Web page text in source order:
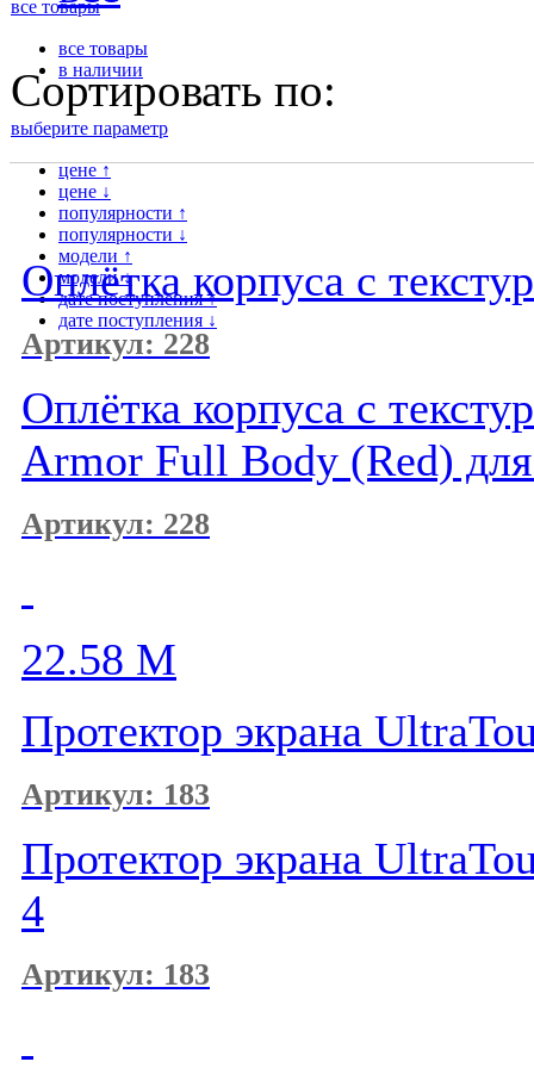
все товары
все товары
в наличии
Сортировать по:
выберите параметр
цене ↑
цене ↓
популярности ↑
популярности ↓
модели ↑
модели ↓
дате поступления ↑
дате поступления ↓
Оплётка корпуса с
Артикул: 228
Оплётка корпуса с
Armor Full Body (Red)
Артикул: 228
22.58 M
Протектор экрана
Артикул: 183
Протектор экрана
4
Артикул: 183